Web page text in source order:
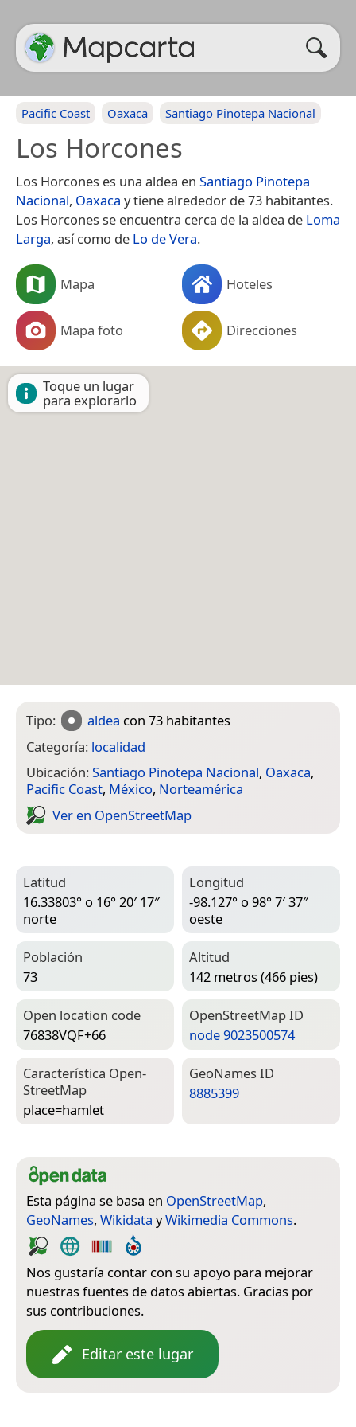
Pacific Coast Oaxaca Santiago Pinotepa Nacional
Los Horcones
Los Horcones es una aldea en Santiago Pinotepa
Nacional, Oaxaca y tiene alrededor de 73 habitantes.
Los Horcones se encuentra cerca de la aldea de Loma
Larga, así como de Lo de Vera.
Mapa Hoteles
Mapa foto Direcciones
Toque un lugar
para explorarlo
Tipo: aldea con 73 habitantes
Categoría: localidad
Ubicación:Santiago Pinotepa Nacional, Oaxaca,
Pacific Coast, México, Norteamérica
Ver en Open­Street­Map
Latitud
16.33803° o 16° 20′ 17″
norte
Longitud
-98.127° o 98° 7′ 37″
oeste
Población
73
Altitud
142 metros (466 pies)
Open location code
76838VQF+66
Open­Street­Map ID
node 9023500574
Característica Open­
Street­Map
place=­hamlet
Geo­Names ID
8885399
Esta página se basa en OpenStreetMap,
GeoNames, Wikidata yWikimedia Commons.
Nos gustaría contar con su apoyo para mejorar
nuestras fuentes de datos abiertas. Gracias por
sus contribuciones.
Editar este lugar